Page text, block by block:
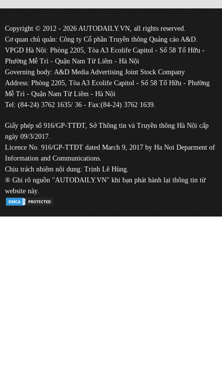
Copyright © 2012 - 2026 AUTODAILY.VN, all rights reserved.
Cơ quan chủ quản: Công ty Cổ phần Truyền thông Quảng cáo A&D.
VPGD Hà Nội: Phòng 2205, Tòa A3 Ecolife Capitol - Số 58 Tố Hữu -
Phường Mễ Trì - Quận Nam Từ Liêm - Hà Nội
Governing body: A&D Media Advertising Joint Stock Company
Address: Phòng 2205, Tòa A3 Ecolife Capitol - Số 58 Tố Hữu - Phường
Mễ Trì - Quận Nam Từ Liêm - Hà Nội
Tel: (84-24) 3762 1635/ 36 - Fax:(84-24) 3762 1639.
Giấy phép số 916/GP-TTĐT, Sở Thông tin và Truyền thông Hà Nội cấp
ngày 09/3/2017.
Licence No. 916/GP-TTĐT dated March 9, 2017 by Ha Noi Deparment of
Information and Communications.
Chịu trách nhiệm nội dung: Trịnh Lê Hùng.
® Ghi rõ nguồn "AUTODAILY.VN" khi bạn phát hành lại thông tin từ
website này.